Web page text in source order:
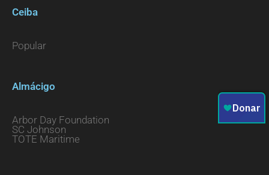
Ceiba
Popular
Almácigo
Arbor Day Foundation
SC Johnson
TOTE Maritime